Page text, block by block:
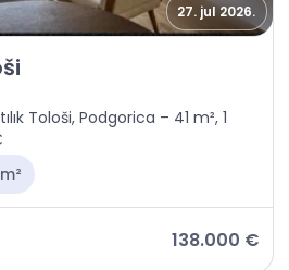
27. jul 2026.
Tološi
Tološi, Podgorica – 41 m², 1
138.000 €